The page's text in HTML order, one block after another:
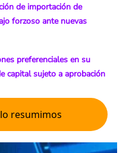
de importación de
forzoso ante nuevas
preferenciales en su
capital sujeto a aprobación
resumimos